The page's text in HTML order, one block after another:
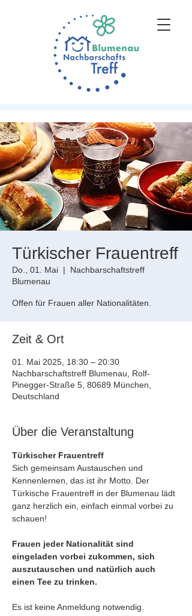
Türkischer Frauentreff
Do., 01. Mai
  |
Nachbarschaftstreff
Blumenau
Offen für Frauen aller Nationalitäten.
Zeit & Ort
01. Mai 2025, 18:30 – 20:30
Nachbarschaftstreff Blumenau, Rolf-
Pinegger-Straße 5, 80689 München,
Deutschland
Über die Veranstaltung
Türkischer Frauentreff
Sich gemeinsam Austauschen und
Kennenlernen, das ist ihr Motto. Der
Türkische Frauentreff in der Blumenau lädt
ganz herzlich ein, einfach einmal vorbei zu
schauen!
Frauen jeder Nationalität sind
eingeladen vorbei zukommen, sich
auszutauschen und natürlich auch
einen Tee zu trinken.
Es ist keine Anmeldung notwendig.